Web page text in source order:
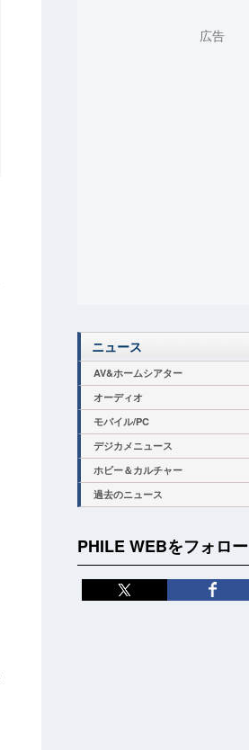
ニュース
AV&ホームシアター
オーディオ
モバイル/PC
デジカメニュース
ホビー＆カルチャー
過去のニュース
PHILE WEBをフォロー